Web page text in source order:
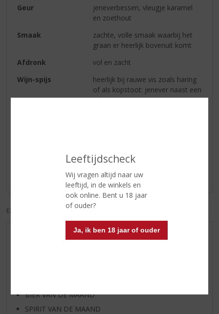
Leeftijdscheck
Wij vragen altijd naar uw
leeftijd, in de winkels en
ook online. Bent u 18 jaar
of ouder?
Ja, ik ben 18 jaar of ouder
Geur
jeneverbessen, vleugje karamel
en zoethout
Smaak
zachte, volle smaak waarbij het
graan er heerlijk bovenuit komt
Afdronk
vol en zacht
Wijn-spijs
heerlijk bij rauwe vis zoals haring
of als kopstoot: jenever naast een
pilsje
Schrijf een review
Er zijn nog geen reviews geplaatst voor dit product
EXCL. BTW INCL. BTW
AANBIEDINGEN
BIER VAN DE MAAND
SPIRIT VAN DE MAAND